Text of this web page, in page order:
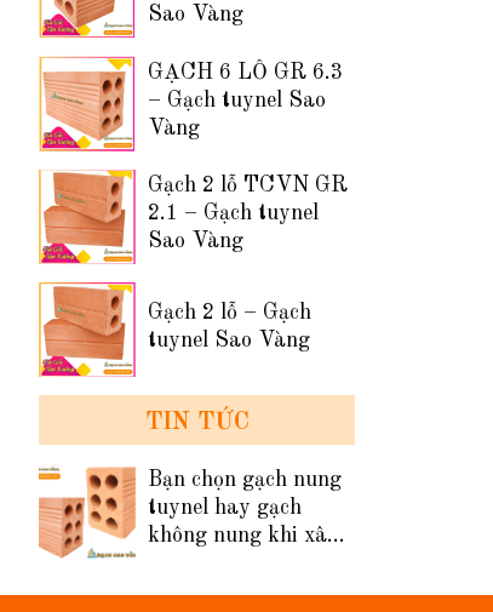
Sao Vàng
GẠCH 6 LỖ GR 6.3
– Gạch tuynel Sao
Vàng
Gạch 2 lỗ TCVN GR
2.1 – Gạch tuynel
Sao Vàng
Gạch 2 lỗ – Gạch
tuynel Sao Vàng
TIN TỨC
Bạn chọn gạch nung
tuynel hay gạch
không nung khi xây